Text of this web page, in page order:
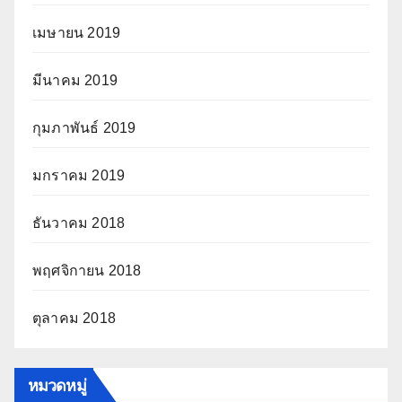
เมษายน 2019
มีนาคม 2019
กุมภาพันธ์ 2019
มกราคม 2019
ธันวาคม 2018
พฤศจิกายน 2018
ตุลาคม 2018
หมวดหมู่